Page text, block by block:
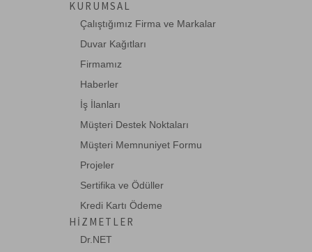
KURUMSAL
Çalıştığımız Firma ve Markalar
Duvar Kağıtları
Firmamız
Haberler
İş İlanları
Müşteri Destek Noktaları
Müşteri Memnuniyet Formu
Projeler
Sertifika ve Ödüller
Kredi Kartı Ödeme
HIZMETLER
Dr.NET